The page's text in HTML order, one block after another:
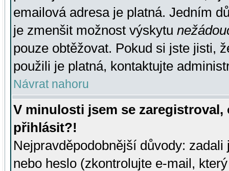
emailová adresa je platná. Jedním
je zmenšit možnost výskytu
pouze obtěžovat. Pokud si jste jisti,
použili je platná, kontaktujte
Návrat nahoru
V minulosti jsem se
přihlásit?!
Nejpravděpodobnější důvody:
nebo heslo (zkontrolujte e-mail,